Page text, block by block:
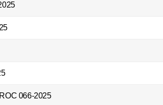
066-2025